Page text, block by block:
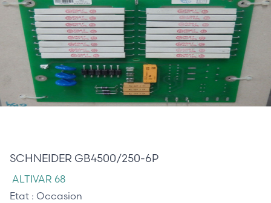
SCHNEIDER GB4500/250-6P
ALTIVAR 68
Etat : Occasion